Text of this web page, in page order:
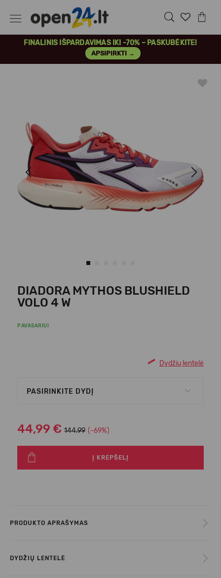
FINALINIS IŠPARDAVIMAS IKI -70% – PASKUBĖKITE!
APSIPIRKTI →
Previous Next
DIADORA MYTHOS BLUSHIELD
VOLO 4 W
PAVASARIUI
Dydžių lentelė
PASIRINKITE DYDĮ
44,99 € 144.99 (-69%)
Į KREPŠELĮ
PRODUKTO APRAŠYMAS
DYDŽIŲ LENTELĖ